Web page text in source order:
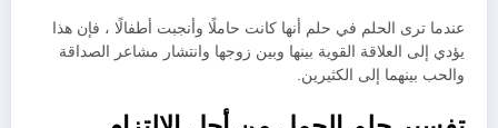
عندما ترى الحلم في حلم أنها كانت حاملًا وأنجبت أطفالًا ، فإن هذا
يؤدي إلى العلاقة القوية بينها وبين زوجها وانتشار مشاعر الصداقة
والحب بينهما إلى الكثيرين.